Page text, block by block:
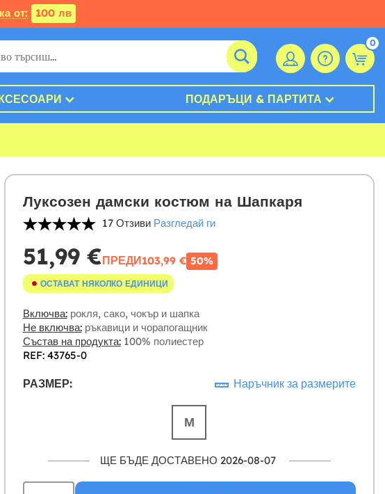
от: 100 лв
0
ПОДАРЪЦИ & ПАРТИТА
Луксозен дамски костюм на Шапкаря
17 Отзиви Разгледай ги
51,99 €ПРЕДИ103,99 € 50%
ОСТАВАТ НЯКОЛКО ЕДИНИЦИ
Включва:рокля, сако, чокър и шапка
Не включва:ръкавици и чорапогащник
Състав на продукта:100% полиестер
REF: 43765-0
РАЗМЕР: Наръчник за размерите
М
ЩЕ БЪДЕ ДОСТАВЕНО 2026-08-07